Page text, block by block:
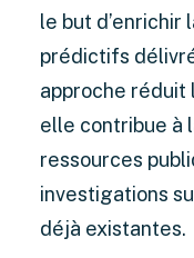
le but d’enrichir
prédictifs
approche réduit
elle contribue à
ressources
investigations
déjà existantes.